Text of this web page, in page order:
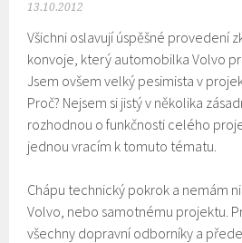
13.10.2012
Všichni oslavují úspěšné provedení
konvoje, který automobilka Volvo
Jsem ovšem velký pesimista v
Proč? Nejsem si jistý v několika
rozhodnou o funkčnosti celého
jednou vracím k tomuto tématu.
Chápu technický pokrok a nemám
Volvo, nebo samotnému projektu.
všechny dopravní odborníky a